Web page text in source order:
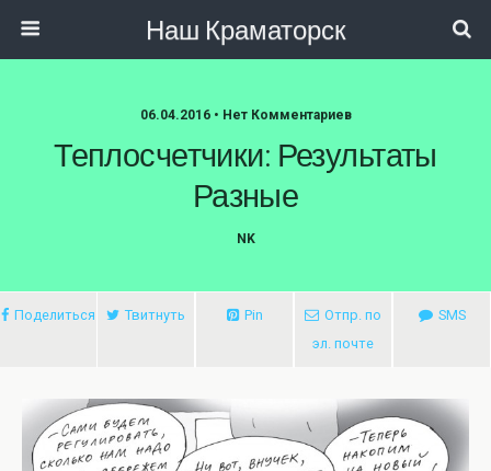
Наш Краматорск
06.04.2016 • Нет Комментариев
Теплосчетчики: Результаты
Разные
NK
Поделиться Твитнуть Pin
Отпр. по
эл. почте
SMS